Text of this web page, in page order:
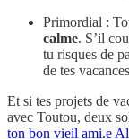
Primordial :
calme. S’il
tu risques de
de tes
Et si tes projets de
avec Toutou, deux
ton bon vieil ami.e